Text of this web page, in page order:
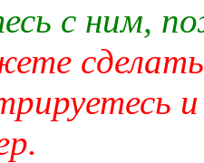
с ним,
сделать